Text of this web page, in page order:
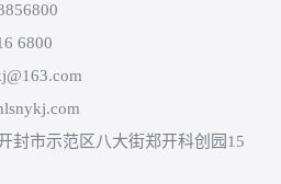
6800
封市示范区八大街郑开科创园15